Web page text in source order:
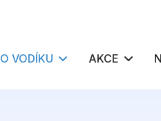
O VODÍKU AKCE